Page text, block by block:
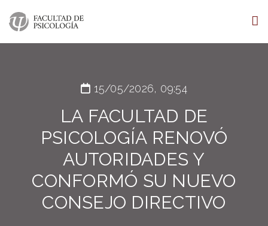
15/05/2026, 09:54
LA FACULTAD DE
PSICOLOGÍA RENOVÓ
AUTORIDADES Y
CONFORMÓ SU NUEVO
CONSEJO DIRECTIVO